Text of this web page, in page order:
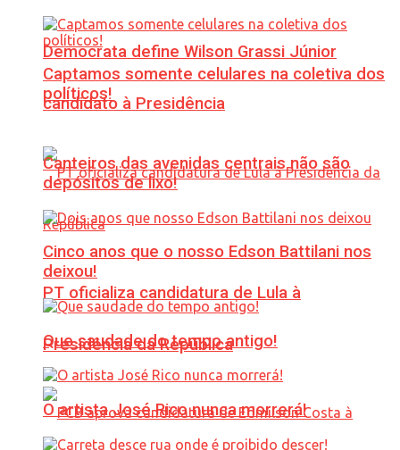
Democrata define Wilson Grassi Júnior
candidato à Presidência
PT oficializa candidatura de Lula à
Presidência da República
Captamos somente celulares na coletiva dos
políticos!
Canteiros das avenidas centrais não são
depósitos de lixo!
Cinco anos que o nosso Edson Battilani nos
deixou!
Que saudade do tempo antigo!
O artista José Rico nunca morrerá!